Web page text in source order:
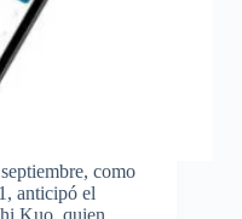
como
anticipó el
Kuo, quien